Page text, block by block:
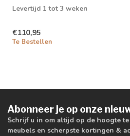
Levertijd 1 tot 3 weken
€110,95
Te Bestellen
Abonneer je op onze
Schrijf u in om altijd op de hoogte
meubels en scherpste kortingen &